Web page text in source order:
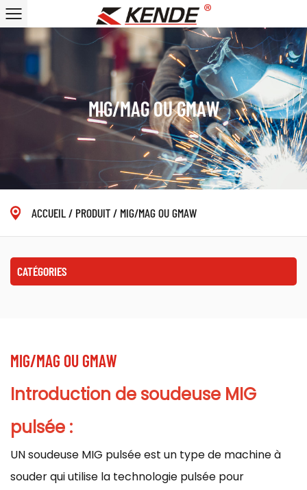
MIG/MAG OU GMAW
ACCUEIL/ PRODUIT/ MIG/MAG OU GMAW
CATÉGORIES
MIG/MAG OU GMAW
Introduction de soudeuse MIG
pulsée :
UNsoudeuse MIG pulséeest un type de machine à
souder qui utilise la technologie pulsée pour